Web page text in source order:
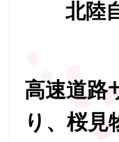
北陸
高速道路
り、桜見